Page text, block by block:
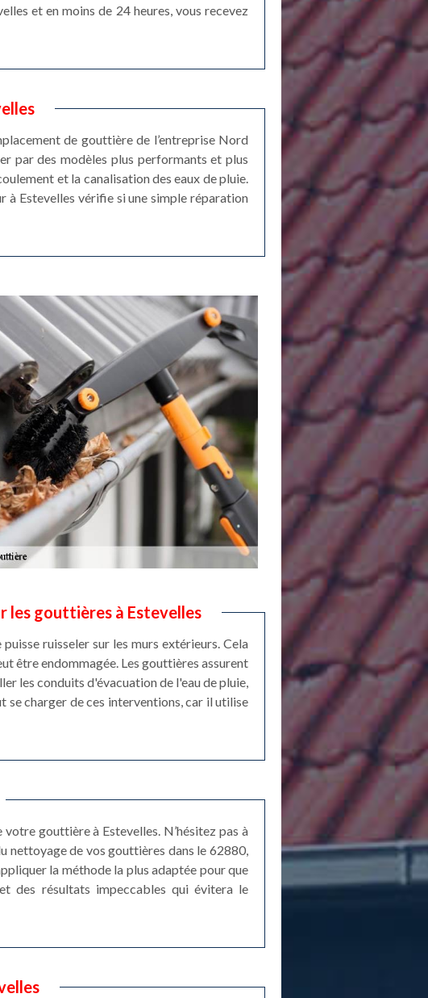
et en moins de 24 heures, vous recevez
de gouttière de l’entreprise Nord
par des modèles plus performants et plus
et la canalisation des eaux de pluie.
à Estevelles vérifie si une simple réparation
gouttières à Estevelles
ruisseler sur les murs extérieurs. Cela
être endommagée. Les gouttières assurent
les conduits d'évacuation de l'eau de pluie,
charger de ces interventions, car il utilise
gouttière à Estevelles. N’hésitez pas à
nettoyage de vos gouttières dans le 62880,
la méthode la plus adaptée pour que
des résultats impeccables qui évitera le